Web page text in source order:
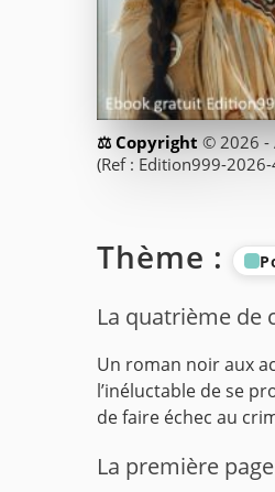
© 2026 -
(Ref : Edition999-
Thème :
La quatrième de
Un roman noir aux
l’inéluctable de se
de faire échec au
La première page